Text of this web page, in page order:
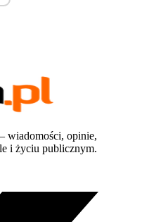
wiadomości, opinie,
i życiu publicznym.